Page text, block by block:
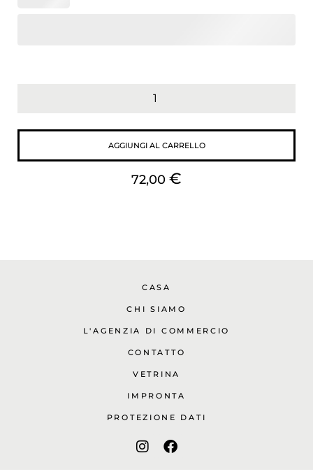
AGGIUNGI AL CARRELLO
72,00 €
CASA
CHI SIAMO
L'AGENZIA DI COMMERCIO
CONTATTO
VETRINA
IMPRONTA
PROTEZIONE DATI